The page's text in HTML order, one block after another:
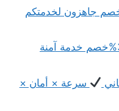
نقل عفش الدمام بـ30%خصم جاهزون لخدمتكم
نقل عفش من مكة الى ينبع بـ35%خصم خدمة آمنة
سرعة × أمان ×